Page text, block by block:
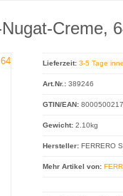
Creme,
Lieferzeit: 3-5 Tage
Art.Nr.: 389246
GTIN/EAN:
Gewicht:2.10kg
Hersteller: FERRERO
Mehr Artikel von: